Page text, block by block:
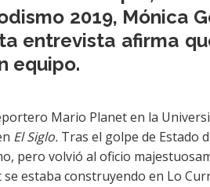
2019, Mónica
entrevista afirma
equipo.
Mario Planet en la
El Siglo. Tras el golpe de Estado
pero volvió al oficio
estaba construyendo en Lo